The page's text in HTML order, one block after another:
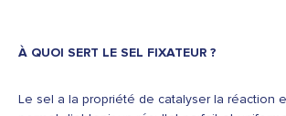
À QUOI SERT LE SEL FIXATEUR ?
Le sel a la propriété de catalyser la réaction